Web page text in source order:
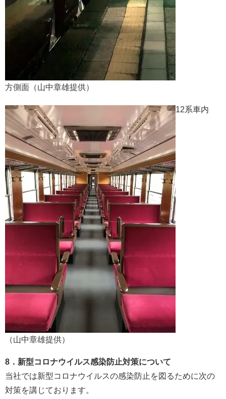
方側面（山中章雄提供）
12系車内
（山中章雄提供）
8．新型コロナウイルス感染防止対策について
当社では新型コロナウイルスの感染防止を図るために次の
対策を講じております。